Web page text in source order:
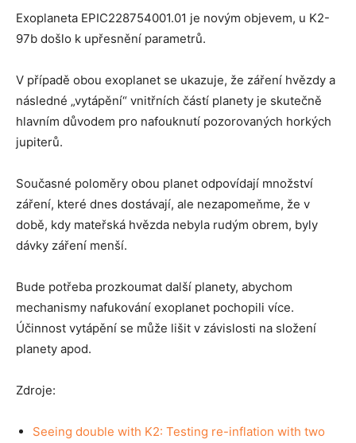
Exoplaneta EPIC228754001.01 je novým objevem, u K2-
97b došlo k upřesnění parametrů.
V případě obou exoplanet se ukazuje, že záření hvězdy a
následné „vytápění“ vnitřních částí planety je skutečně
hlavním důvodem pro nafouknutí pozorovaných horkých
jupiterů.
Současné poloměry obou planet odpovídají množství
záření, které dnes dostávají, ale nezapomeňme, že v
době, kdy mateřská hvězda nebyla rudým obrem, byly
dávky záření menší.
Bude potřeba prozkoumat další planety, abychom
mechanismy nafukování exoplanet pochopili více.
Účinnost vytápění se může lišit v závislosti na složení
planety apod.
Zdroje:
Seeing double with K2: Testing re-inflation with two